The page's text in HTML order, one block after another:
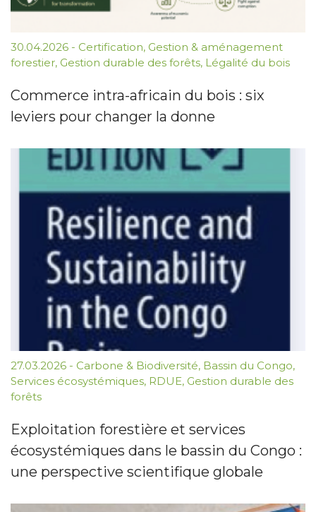
30.04.2026 - Certification, Gestion & aménagement
forestier, Gestion durable des forêts, Légalité du bois
Commerce intra-africain du bois : six
leviers pour changer la donne
27.03.2026 - Carbone & Biodiversité, Bassin du Congo,
Services écosystémiques, RDUE, Gestion durable des
forêts
Exploitation forestière et services
écosystémiques dans le bassin du Congo :
une perspective scientifique globale